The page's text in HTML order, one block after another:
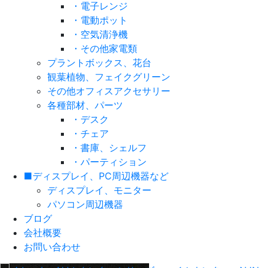
・電子レンジ
・電動ポット
・空気清浄機
・その他家電類
プラントボックス、花台
観葉植物、フェイクグリーン
その他オフィスアクセサリー
各種部材、パーツ
・デスク
・チェア
・書庫、シェルフ
・パーティション
■ディスプレイ、PC周辺機器など
ディスプレイ、モニター
パソコン周辺機器
ブログ
会社概要
お問い合わせ